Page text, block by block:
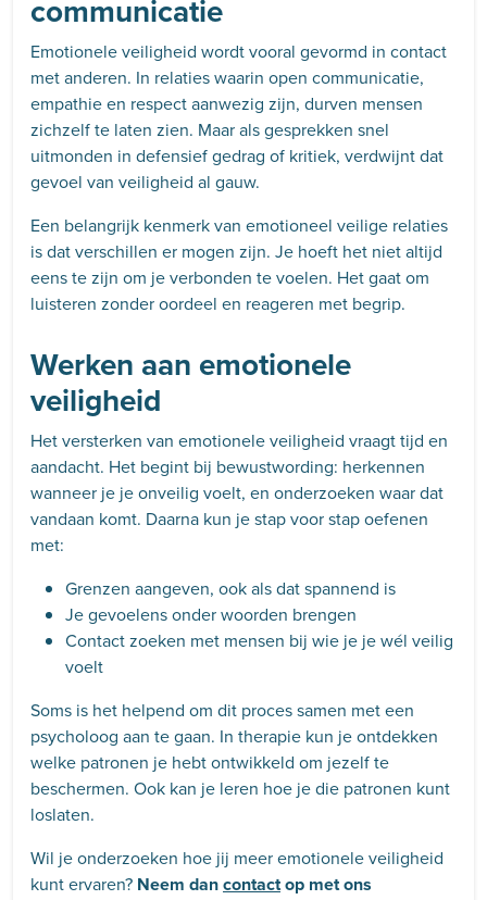
communicatie
Emotionele veiligheid wordt vooral gevormd in contact
met anderen. In relaties waarin open communicatie,
empathie en respect aanwezig zijn, durven mensen
zichzelf te laten zien. Maar als gesprekken snel
uitmonden in defensief gedrag of kritiek, verdwijnt dat
gevoel van veiligheid al gauw.
Een belangrijk kenmerk van emotioneel veilige relaties
is dat verschillen er mogen zijn. Je hoeft het niet altijd
eens te zijn om je verbonden te voelen. Het gaat om
luisteren zonder oordeel en reageren met begrip.
Werken aan emotionele
veiligheid
Het versterken van emotionele veiligheid vraagt tijd en
aandacht. Het begint bij bewustwording: herkennen
wanneer je je onveilig voelt, en onderzoeken waar dat
vandaan komt. Daarna kun je stap voor stap oefenen
met:
Grenzen aangeven, ook als dat spannend is
Je gevoelens onder woorden brengen
Contact zoeken met mensen bij wie je je wél veilig
voelt
Soms is het helpend om dit proces samen met een
psycholoog aan te gaan. In therapie kun je ontdekken
welke patronen je hebt ontwikkeld om jezelf te
beschermen. Ook kan je leren hoe je die patronen kunt
loslaten.
Wil je onderzoeken hoe jij meer emotionele veiligheid
kunt ervaren? Neem dancontactop met ons